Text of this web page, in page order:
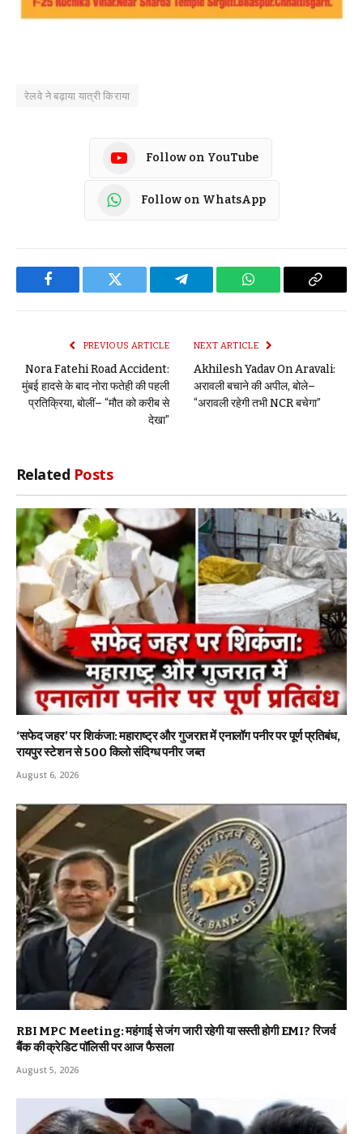
रेलवे ने बढ़ाया यात्री किराया
Follow on YouTube
Follow on WhatsApp
Facebook Twitter Telegram WhatsApp Copy
PREVIOUS ARTICLE
Nora Fatehi Road Accident:
मुंबई हादसे के बाद नोरा फतेही की पहली
प्रतिक्रिया, बोलीं– “मौत को करीब से
देखा”
NEXT ARTICLE
Akhilesh Yadav On Aravali:
अरावली बचाने की अपील, बोले–
“अरावली रहेगी तभी NCR बचेगा”
Related Posts
‘सफेद जहर’ पर शिकंजा: महाराष्ट्र और गुजरात में एनालॉग पनीर पर पूर्ण प्रतिबंध,
रायपुर स्टेशन से 500 किलो संदिग्ध पनीर जब्त
August 6, 2026
RBI MPC Meeting: महंगाई से जंग जारी रहेगी या सस्ती होगी EMI? रिजर्व
बैंक की क्रेडिट पॉलिसी पर आज फैसला
August 5, 2026